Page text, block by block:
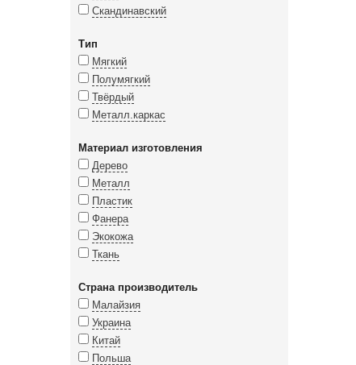
Скандинавский
Тип
Мягкий
Полумягкий
Твёрдый
Металл.каркас
Материал изготовления
Дерево
Металл
Пластик
Фанера
Экокожа
Ткань
Страна производитель
Малайзия
Украина
Китай
Польша